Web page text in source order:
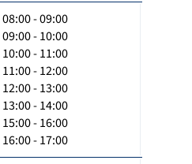
08:00 - 09:00
09:00 - 10:00
10:00 - 11:00
11:00 - 12:00
12:00 - 13:00
13:00 - 14:00
15:00 - 16:00
16:00 - 17:00